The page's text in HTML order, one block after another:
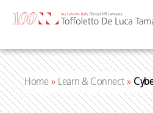
Home» Learn & Connect»